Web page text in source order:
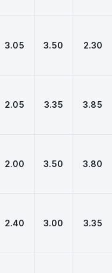
3.05 3.50 2.30
2.05 3.35 3.85
2.00 3.50 3.80
2.40 3.00 3.35